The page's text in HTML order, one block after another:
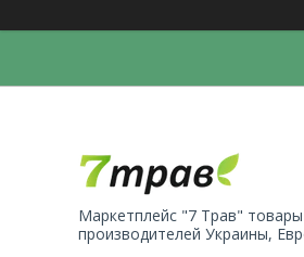
Маркетплейс "7 Трав"
производителей Украины,